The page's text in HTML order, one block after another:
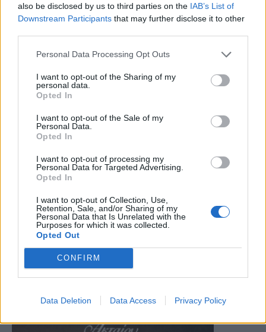
also be disclosed by us to third parties on the IAB’s List of
Downstream Participants that may further disclose it to other
Personal Data Processing Opt Outs
I want to opt-out of the Sharing of my
personal data.
Opted In
I want to opt-out of the Sale of my
Personal Data.
Opted In
I want to opt-out of processing my
Personal Data for Targeted Advertising.
Opted In
I want to opt-out of Collection, Use,
Retention, Sale, and/or Sharing of my
Personal Data that Is Unrelated with the
Purposes for which it was collected.
Opted Out
CONFIRM
Data Deletion Data Access Privacy Policy